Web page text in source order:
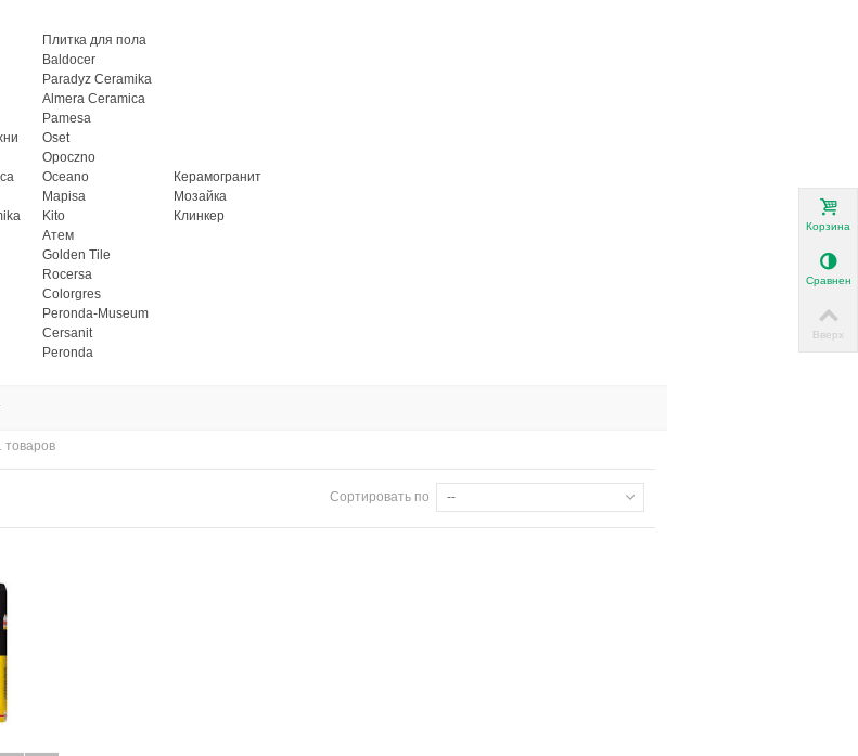
Плитка для пола
Baldocer
Paradyz Ceramika
Almera Ceramica
Pamesa
Oset
Opoczno
Oceano
Mapisa
Kito
Атем
Golden Tile
Rocersa
Colorgres
Peronda-Museum
Cersanit
Peronda
Керамогранит
Мозайка
Клинкер
товаров
Сортировать по --
Корзина
Вверх